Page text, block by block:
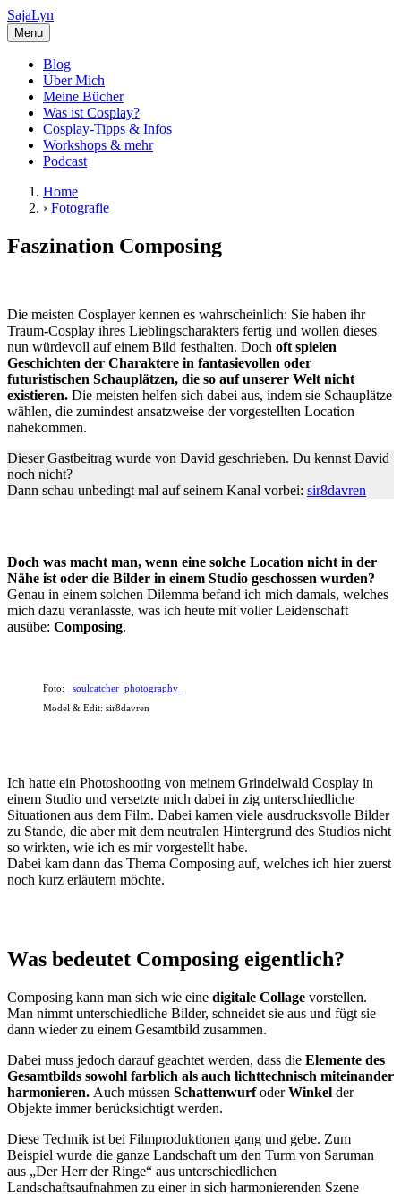
SajaLyn
Menu
Blog
Über Mich
Meine Bücher
Was ist Cosplay?
Cosplay-Tipps & Infos
Workshops & mehr
Podcast
Home
› Fotografie
Faszination Composing
Die meisten Cosplayer kennen es wahrscheinlich: Sie haben ihr
Traum-Cosplay ihres Lieblingscharakters fertig und wollen dieses
nun würdevoll auf einem Bild festhalten. Doch oft spielen
Geschichten der Charaktere in fantasievollen oder
futuristischen Schauplätzen, die so auf unserer Welt nicht
existieren. Die meisten helfen sich dabei aus, indem sie Schauplätze
wählen, die zumindest ansatzweise der vorgestellten Location
nahekommen.
Dieser Gastbeitrag wurde von David geschrieben. Du kennst David
noch nicht?
Dann schau unbedingt mal auf seinem Kanal vorbei: sir8davren
Doch was macht man, wenn eine solche Location nicht in der
Nähe ist oder die Bilder in einem Studio geschossen wurden?
Genau in einem solchen Dilemma befand ich mich damals, welches
mich dazu veranlasste, was ich heute mit voller Leidenschaft
ausübe: Composing.
Foto:
_soulcatcher_photography_
Model & Edit: sir8davren
Ich hatte ein Photoshooting von meinem Grindelwald Cosplay in
einem Studio und versetzte mich dabei in zig unterschiedliche
Situationen aus dem Film. Dabei kamen viele ausdrucksvolle Bilder
zu Stande, die aber mit dem neutralen Hintergrund des Studios nicht
so wirkten, wie ich es mir vorgestellt habe.
Dabei kam dann das Thema Composing auf, welches ich hier zuerst
noch kurz erläutern möchte.
Was bedeutet Composing eigentlich?
Composing kann man sich wie eine digitale Collage vorstellen.
Man nimmt unterschiedliche Bilder, schneidet sie aus und fügt sie
dann wieder zu einem Gesamtbild zusammen.
Dabei muss jedoch darauf geachtet werden, dass die Elemente des
Gesamtbilds sowohl farblich als auch lichttechnisch miteinander
harmonieren. Auch müssen SchattenwurfoderWinkel der
Objekte immer berücksichtigt werden.
Diese Technik ist bei Filmproduktionen gang und gebe. Zum
Beispiel wurde die ganze Landschaft um den Turm von Saruman
aus „Der Herr der Ringe“ aus unterschiedlichen
Landschaftsaufnahmen zu einer in sich harmonierenden Szene